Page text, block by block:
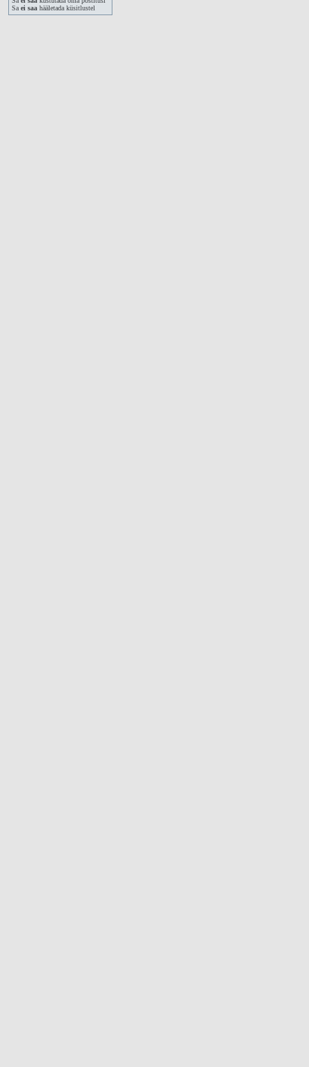
Sa ei saa hääletada küsitlustel